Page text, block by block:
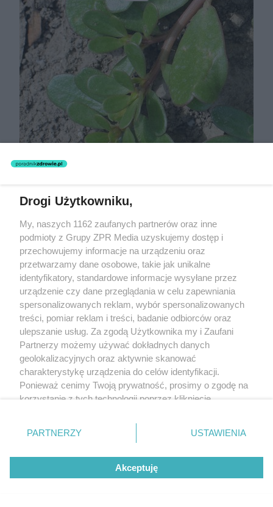
Wspiera trawienie, łagodzi zgagę,
smakuje jak szpinak. Ten chwast
rośnie tuż za rogiem
Drogi Użytkowniku,
My, naszych 1162 zaufanych partnerów oraz inne
podmioty z Grupy ZPR Media uzyskujemy dostęp i
przechowujemy informacje na urządzeniu oraz
przetwarzamy dane osobowe, takie jak unikalne
identyfikatory, standardowe informacje wysyłane przez
urządzenie czy dane przeglądania w celu zapewniania
spersonalizowanych reklam, wybór spersonalizowanych
treści, pomiar reklam i treści, badanie odbiorców oraz
ulepszanie usług. Za zgodą Użytkownika my i Zaufani
Partnerzy możemy używać dokładnych danych
geolokalizacyjnych oraz aktywnie skanować
charakterystykę urządzenia do celów identyfikacji.
Ponieważ cenimy Twoją prywatność, prosimy o zgodę na
korzystanie z tych technologii poprzez kliknięcie
zmienić/wycofać klikając przycisk ustawień prywatności
znajdujący się w lewym dolnym rogu strony
rodzaje przetwarzania danych nie wymagają zgody
użytkownika, ale masz prawo sprzeciwić się takiemu
przetwarzaniu. Preferencje będą miały zastosowanie tylko
PARTNERZY USTAWIENIA
Akceptuję